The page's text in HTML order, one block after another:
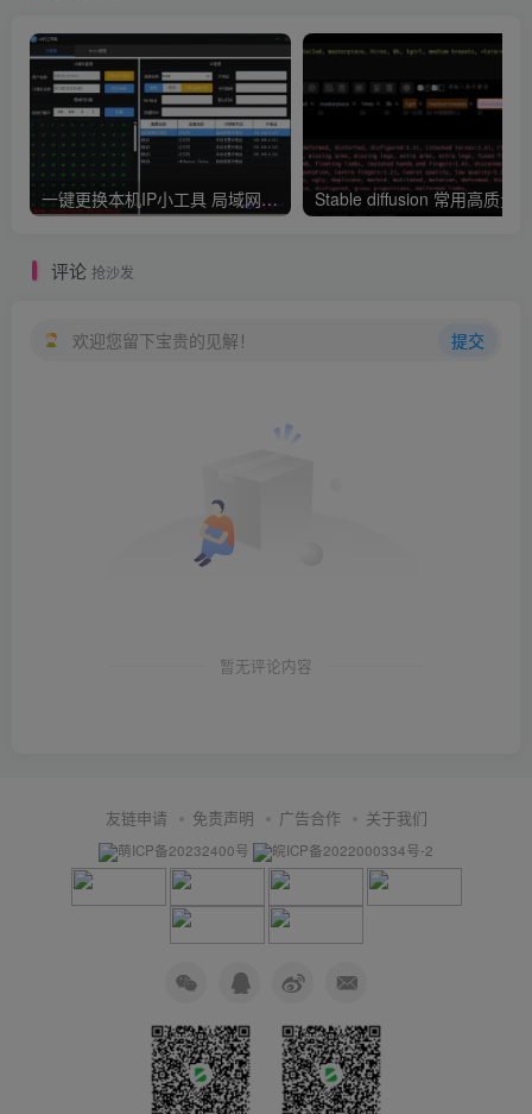
一键更换本机IP小工具 局域网IP扫描
评论 抢沙发
欢迎您留下宝贵的见解！ 提交
暂无评论内容
友链申请 免责声明 广告合作 关于我们
萌ICP备20232400号 皖ICP备2022000334号-2